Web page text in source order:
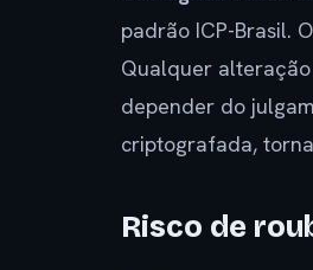
padrão ICP-Brasil.
Qualquer
depender do
criptografada,
Risco de